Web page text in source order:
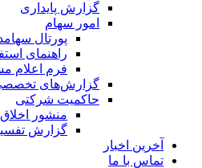
گزارش پایداری
امور سهام
پورتال
راهنمای
فرم اعلام
گزارش‌های
حاکمیت شرکتی
منشور
گزارش
آخرین اخبار
تماس با ما